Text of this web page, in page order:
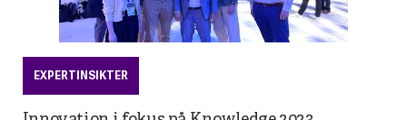
EXPERTINSIKTER